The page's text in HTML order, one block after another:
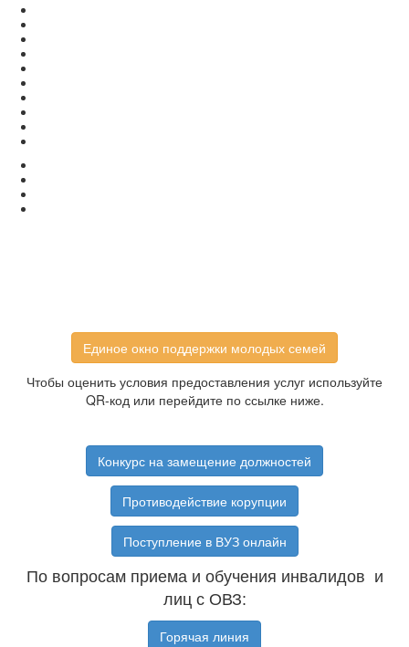
Единое окно поддержки молодых семей
Чтобы оценить условия предоставления услуг используйте
QR-код или перейдите по ссылке ниже.
Конкурс на замещение должностей
Противодействие корупции
Поступление в ВУЗ онлайн
По вопросам приема и обучения инвалидов и
лиц с ОВЗ:
Горячая линия